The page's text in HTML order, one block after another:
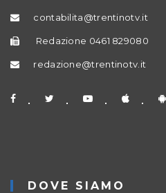
contabilita@trentinotv.it
Redazione 0461 829080
redazione@trentinotv.it
DOVE SIAMO